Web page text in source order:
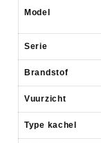
Model
Serie
Brandstof
Vuurzicht
Type kachel